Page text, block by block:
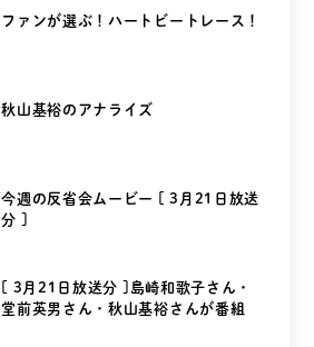
ファンが選ぶ！ハートビートレース！
秋山基裕のアナライズ
今週の反省会ムービー [ 3月21日放送
分 ]
[ 3月21日放送分 ]島崎和歌子さん・
堂前英男さん・秋山基裕さんが番組